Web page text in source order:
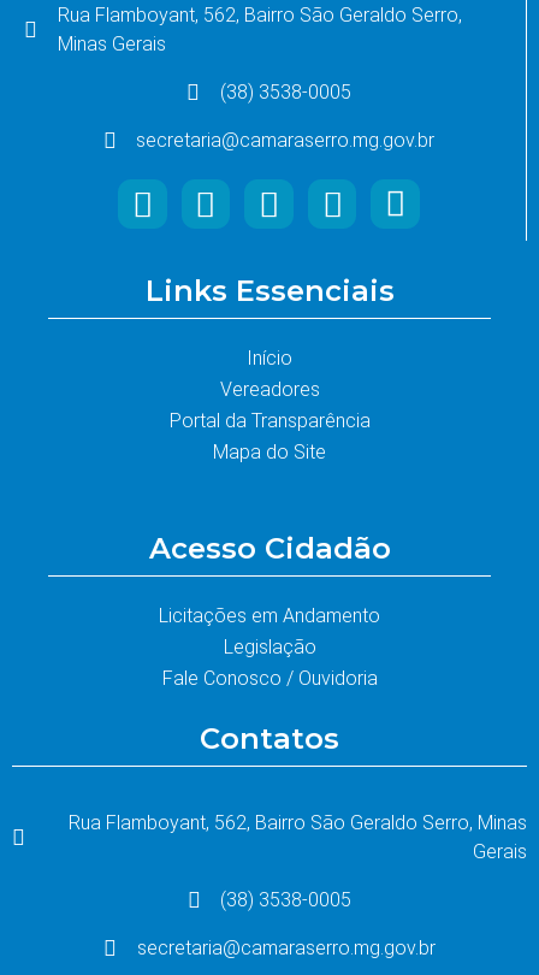
Rua Flamboyant, 562, Bairro São Geraldo Serro,
Minas Gerais
(38) 3538-0005
secretaria@camaraserro.mg.gov.br
Links Essenciais
Início
Vereadores
Portal da Transparência
Mapa do Site
Acesso Cidadão
Licitações em Andamento
Legislação
Fale Conosco / Ouvidoria
Contatos
Rua Flamboyant, 562, Bairro São Geraldo Serro, Minas
Gerais
(38) 3538-0005
secretaria@camaraserro.mg.gov.br